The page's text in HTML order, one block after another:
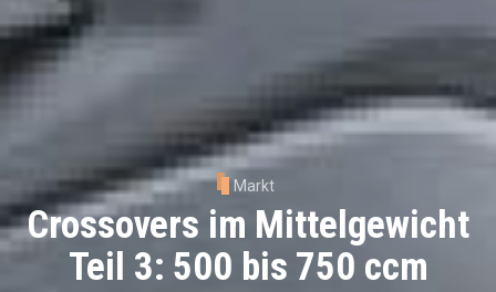
Markt
Crossovers im Mittelgewicht
Teil 3: 500 bis 750 ccm